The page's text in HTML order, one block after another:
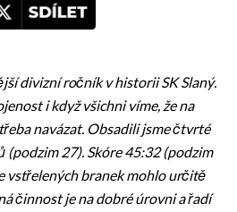
divizní ročník v historii SK Slaný.
i když všichni víme, že na
navázat. Obsadili jsme čtvrté
(podzim 27). Skóre 45:32 (podzim
vstřelených branek mohlo určitě
činnost je na dobré úrovni a řadí